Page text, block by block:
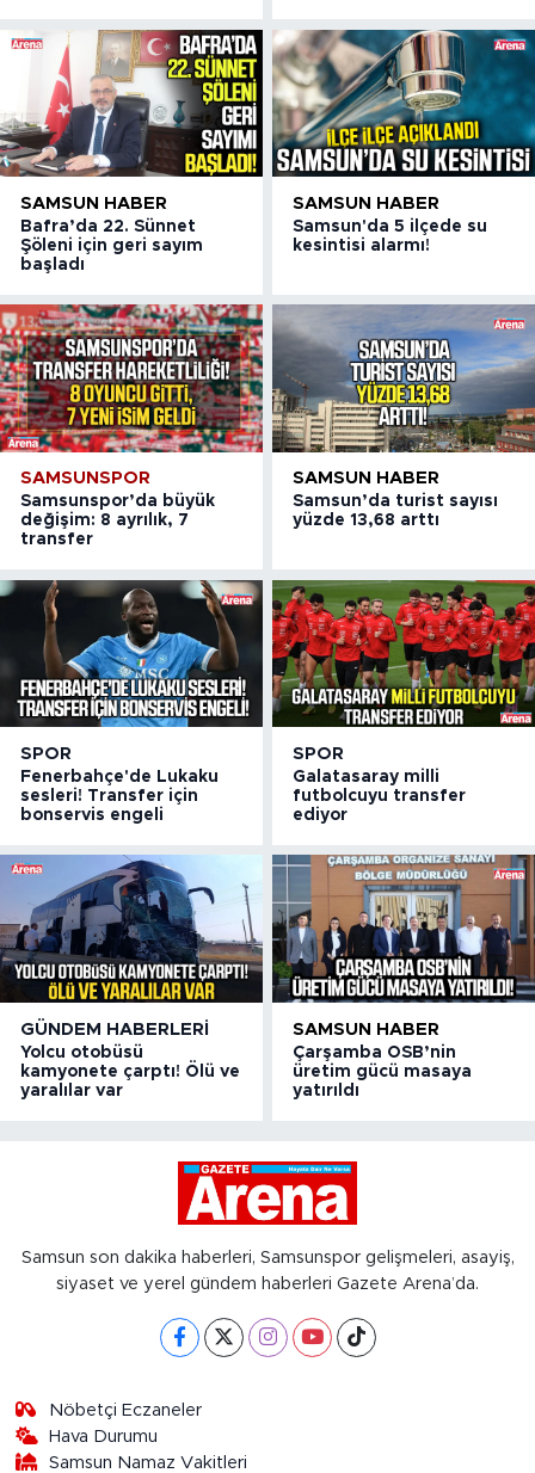
SAMSUN HABER
Bafra’da 22. Sünnet
Şöleni için geri sayım
başladı
SAMSUN HABER
Samsun'da 5 ilçede su
kesintisi alarmı!
SAMSUNSPOR
Samsunspor’da büyük
değişim: 8 ayrılık, 7
transfer
SAMSUN HABER
Samsun’da turist sayısı
yüzde 13,68 arttı
SPOR
Fenerbahçe'de Lukaku
sesleri! Transfer için
bonservis engeli
SPOR
Galatasaray milli
futbolcuyu transfer
ediyor
GÜNDEM HABERLERI
Yolcu otobüsü
kamyonete çarptı! Ölü ve
yaralılar var
SAMSUN HABER
Çarşamba OSB’nin
üretim gücü masaya
yatırıldı
Samsun son dakika haberleri, Samsunspor gelişmeleri, asayiş,
siyaset ve yerel gündem haberleri Gazete Arena’da.
Nöbetçi Eczaneler
Hava Durumu
Samsun Namaz Vakitleri